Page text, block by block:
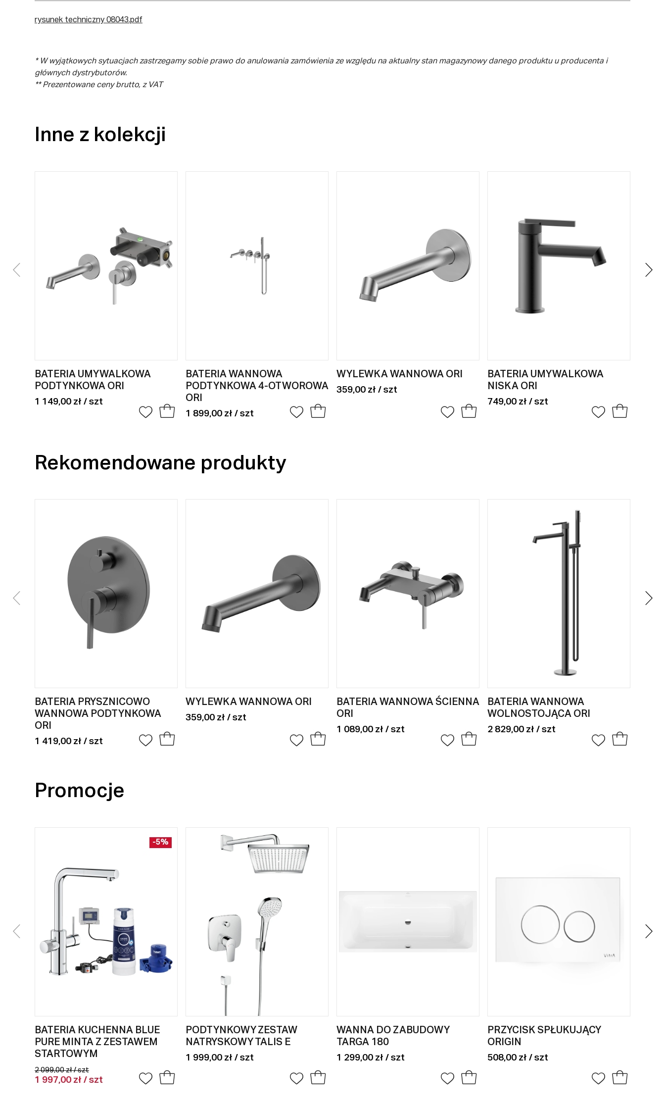
rysunek techniczny 08043.pdf
* W wyjątkowych sytuacjach zastrzegamy sobie prawo do anulowania zamówienia ze względu na aktualny stan magazynowy danego produktu u producenta i
głównych dystrybutorów.
** Prezentowane ceny brutto, z VAT
Inne z kolekcji
BATERIA UMYWALKOWA
PODTYNKOWA ORI
1 149,00 zł / szt
BATERIA WANNOWA
PODTYNKOWA 4-OTWOROWA
ORI
1 899,00 zł / szt
WYLEWKA WANNOWA ORI
359,00 zł / szt
BATERIA UMYWALKOWA
NISKA ORI
749,00 zł / szt
Rekomendowane produkty
BATERIA PRYSZNICOWO
WANNOWA PODTYNKOWA
ORI
1 419,00 zł / szt
WYLEWKA WANNOWA ORI
359,00 zł / szt
BATERIA WANNOWA ŚCIENNA
ORI
1 089,00 zł / szt
BATERIA WANNOWA
WOLNOSTOJĄCA ORI
2 829,00 zł / szt
Promocje
BATERIA KUCHENNA BLUE
PURE MINTA Z ZESTAWEM
STARTOWYM
2 099,00 zł / szt
1 997,00 zł / szt
-5%
PODTYNKOWY ZESTAW
NATRYSKOWY TALIS E
1 999,00 zł / szt
WANNA DO ZABUDOWY
TARGA 180
1 299,00 zł / szt
PRZYCISK SPŁUKUJĄCY
ORIGIN
508,00 zł / szt